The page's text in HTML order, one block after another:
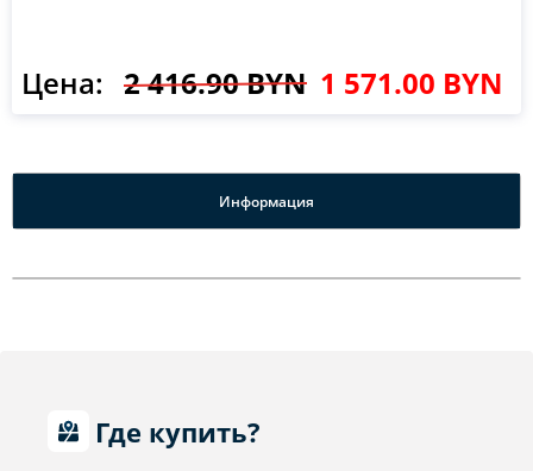
Цена: 2 416.90 BYN 1 571.00 BYN
Информация
Где купить?